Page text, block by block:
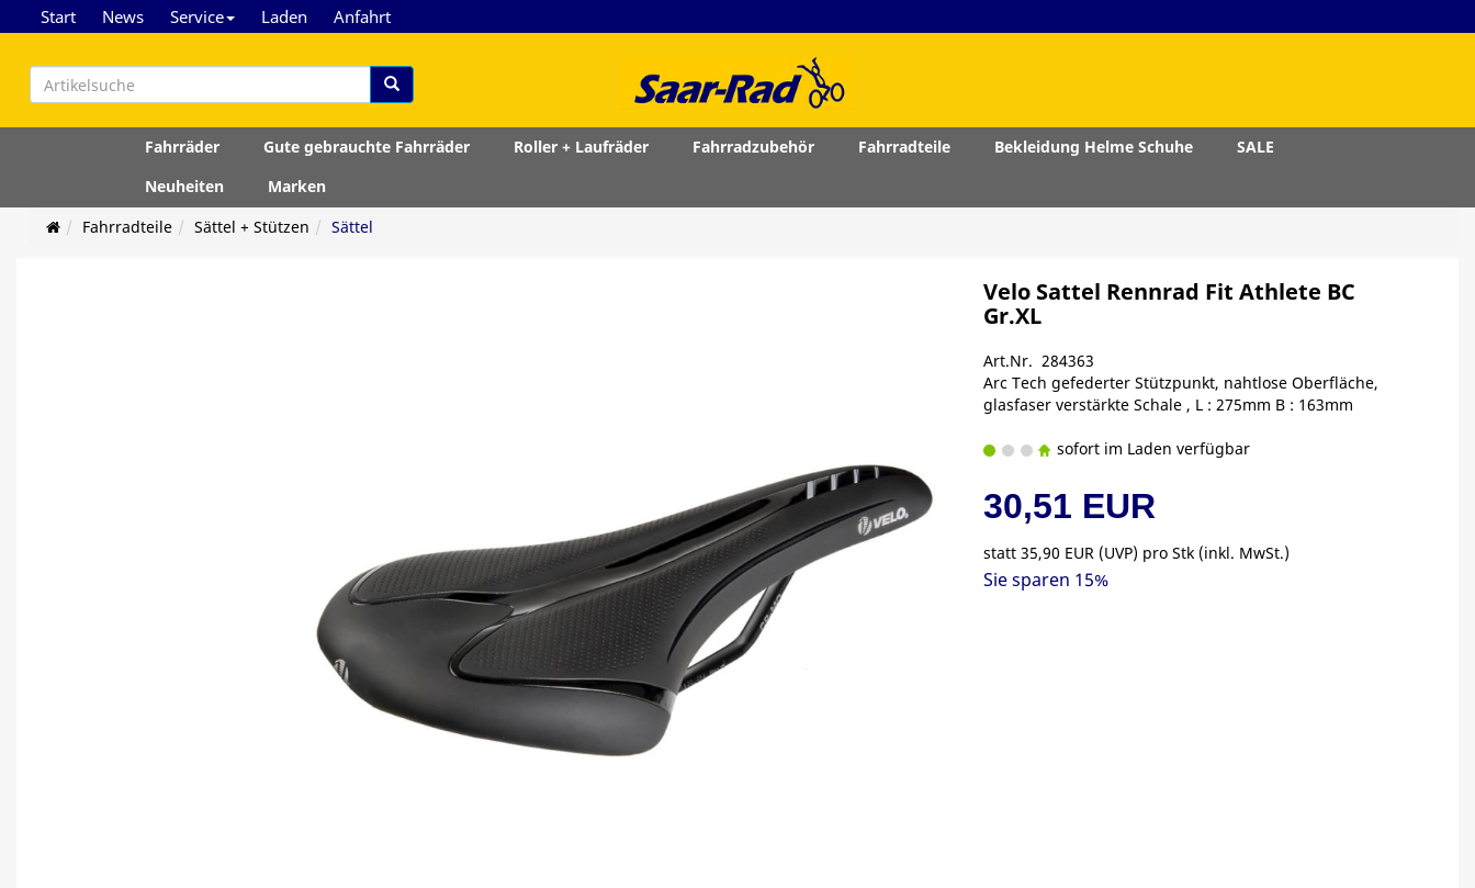
Start News Service Laden Anfahrt
Fahrräder Gute gebrauchte Fahrräder Roller + Laufräder Fahrradzubehör Fahrradteile Bekleidung Helme Schuhe
SALE
Neuheiten
Marken
Fahrradteile
Sättel + Stützen Sättel
Velo Sattel Rennrad Fit Athlete BC
Gr.XL
Art.Nr. 284363
Arc Tech gefederter Stützpunkt, nahtlose Oberfläche,
glasfaser verstärkte Schale , L : 275mm B : 163mm
sofort im Laden verfügbar
30,51 EUR
statt35,90 EUR (UVP) pro Stk (inkl. MwSt.)
Sie sparen 15%